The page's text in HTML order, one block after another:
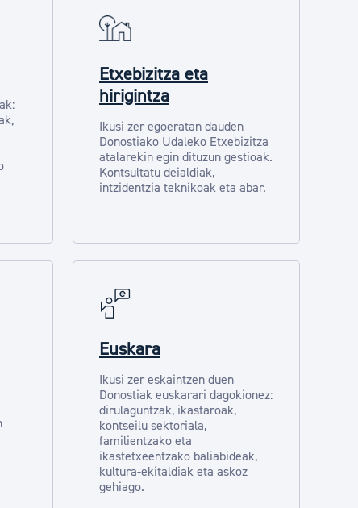
Etxebizitza eta
hirigintza
Ikusi zer egoeratan dauden
Donostiako Udaleko Etxebizitza
atalarekin egin dituzun gestioak.
Kontsultatu deialdiak,
intzidentzia teknikoak eta abar.
Euskara
Ikusi zer eskaintzen duen
Donostiak euskarari dagokionez:
dirulaguntzak, ikastaroak,
kontseilu sektoriala,
familientzako eta
ikastetxeentzako baliabideak,
kultura-ekitaldiak eta askoz
gehiago.